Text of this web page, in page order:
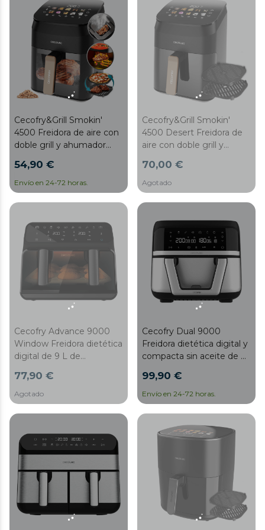
Cecofry&Grill Smokin'
4500 Freidora de aire con
doble grill y ahumador
sabor de parrilla en carnes,
capacidad de 4.5 litros y
potencia de 1900 W para
54,90 €
Envío en 24-72 horas.
Cecofry&Grill Smokin'
4500 Desert Freidora de
aire con doble grill y
perfecto y sabor de parrilla
en carnes, capacidad de
4.5 litros y potencia de
saludables.
70,00 €
Agotado
Cecofry Advance 9000
Window Freidora dietética
digital de 9 L de
divisoria móvil,
temperatura dual, ventana
y tecnología PerfectCook.
77,90 €
Agotado
Cecofry Dual 9000
Freidora dietética digital y
compacta sin aceite de 9
tecnología PerfectCook y
pared divisoria móvil para
optar entre dos cestillos
con temperatura dual o
convertirse en una sola
99,90 €
Envío en 24-72 horas.